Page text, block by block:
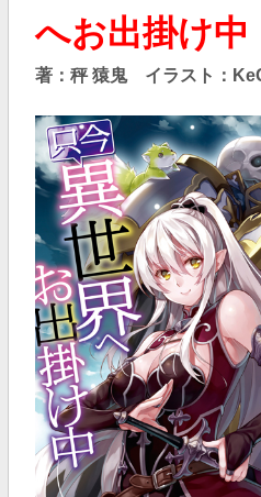
へお出掛け中
著：秤 猿鬼 イラスト：